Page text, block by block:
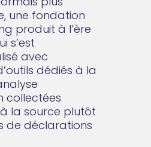
une fondation
produit à l’ère
s’est
avec
dédiés à la
collectées
la source plutôt
de déclarations